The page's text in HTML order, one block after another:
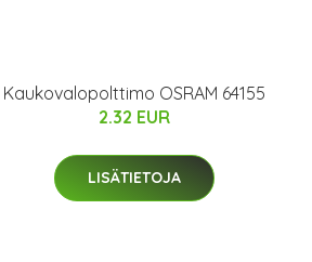
Kaukovalopolttimo OSRAM 64155
2.32 EUR
LISÄTIETOJA